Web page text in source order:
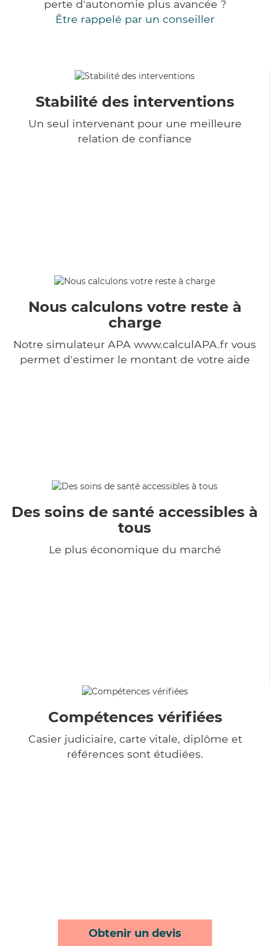
perte d'autonomie plus avancée ?
Être rappelé par un conseiller
Stabilité des interventions
Un seul intervenant pour une meilleure
relation de confiance
Nous calculons votre reste à
charge
Notre simulateur APA www.calculAPA.fr vous
permet d'estimer le montant de votre aide
Des soins de santé accessibles à
tous
Le plus économique du marché
Compétences vérifiées
Casier judiciaire, carte vitale, diplôme et
références sont étudiées.
Obtenir un devis